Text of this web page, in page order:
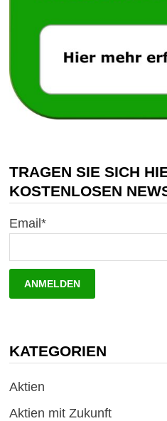
TRAGEN SIE SICH
KOSTENLOSEN
Email*
KATEGORIEN
Aktien
Aktien mit Zukunft